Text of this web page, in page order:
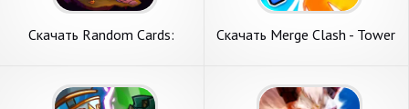
Скачать Random Cards:
Андроид
Скачать Merge Clash - Tower